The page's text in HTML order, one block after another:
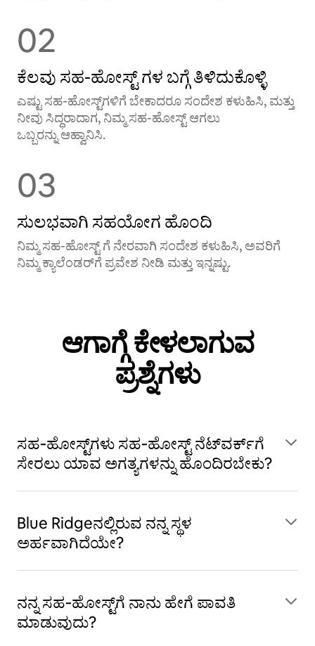
02
ಕೆಲವು ಸಹ-ಹೋಸ್ಟ್ ‌ಗಳ ಬಗ್ಗೆ ತಿಳಿದುಕೊಳ್ಳಿ
ಎಷ್ಟು ಸಹ-ಹೋಸ್ಟ್‌ಗಳಿಗೆ ಬೇಕಾದರೂ ಸಂದೇಶ ಕಳುಹಿಸಿ, ಮತ್ತು
ನೀವು ಸಿದ್ಧರಾದಾಗ, ನಿಮ್ಮ ಸಹ-ಹೋಸ್ಟ್ ಆಗಲು
ಒಬ್ಬರನ್ನು ಆಹ್ವಾನಿಸಿ.
03
ಸುಲಭವಾಗಿ ಸಹಯೋಗ ಹೊಂದಿ
ನಿಮ್ಮ ಸಹ-ಹೋಸ್ಟ್ ‌ಗೆ ನೇರವಾಗಿ ಸಂದೇಶ ಕಳುಹಿಸಿ, ಅವರಿಗೆ
ನಿಮ್ಮ ಕ್ಯಾಲೆಂಡರ್‌‌ಗೆ ಪ್ರವೇಶ ನೀಡಿ ಮತ್ತು ಇನ್ನಷ್ಟು.
ಆಗಾಗ್ಗೆ ಕೇಳಲಾಗುವ
ಪ್ರಶ್ನೆಗಳು
ಸಹ‑ಹೋಸ್ಟ್‌ಗಳು ಸಹ‑ಹೋಸ್ಟ್ ನೆಟ್‌ವರ್ಕ್‌ಗೆ
ಸೇರಲು ಯಾವ ಅಗತ್ಯಗಳನ್ನು ಹೊಂದಿರಬೇಕು?
Blue Ridgeನಲ್ಲಿರುವ ನನ್ನ ಸ್ಥಳ
ಅರ್ಹವಾಗಿದೆಯೇ?
ನನ್ನ ಸಹ‑ಹೋಸ್ಟ್‌ಗೆ ನಾನು ಹೇಗೆ ಪಾವತಿ
ಮಾಡುವುದು?